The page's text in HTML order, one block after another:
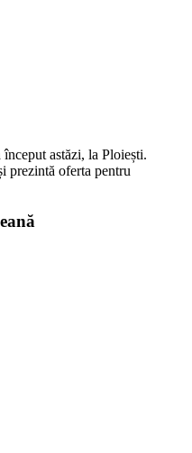
astăzi, la Ploiești.
prezintă oferta pentru